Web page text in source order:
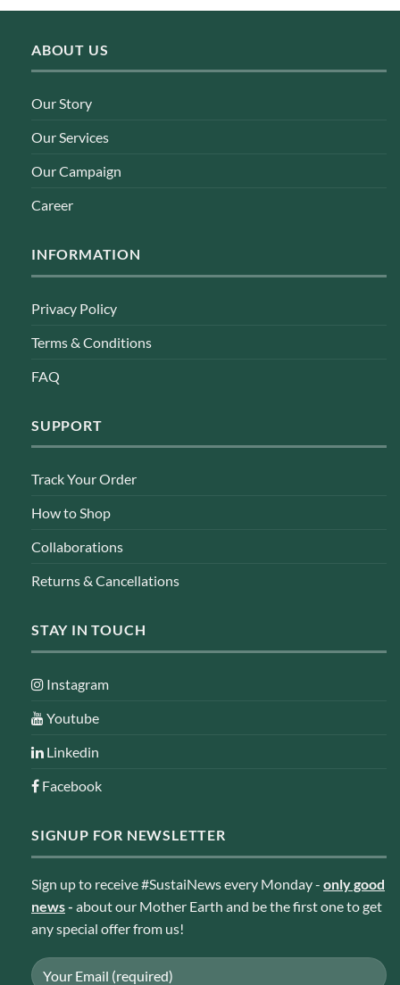
ABOUT US
Our Story
Our Services
Our Campaign
Career
INFORMATION
Privacy Policy
Terms & Conditions
FAQ
SUPPORT
Track Your Order
How to Shop
Collaborations
Returns & Cancellations
STAY IN TOUCH
Instagram
Youtube
Linkedin
Facebook
SIGNUP FOR NEWSLETTER
Sign up to receive #SustaiNews every Monday - only good
news- about our Mother Earth and be the first one to get
any special offer from us!